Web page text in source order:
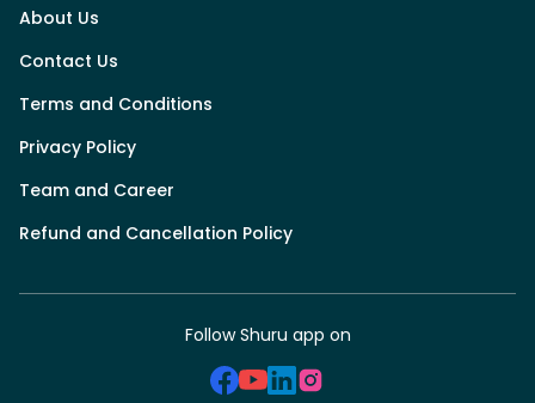
About Us
Contact Us
Terms and Conditions
Privacy Policy
Team and Career
Refund and Cancellation Policy
Follow Shuru app on